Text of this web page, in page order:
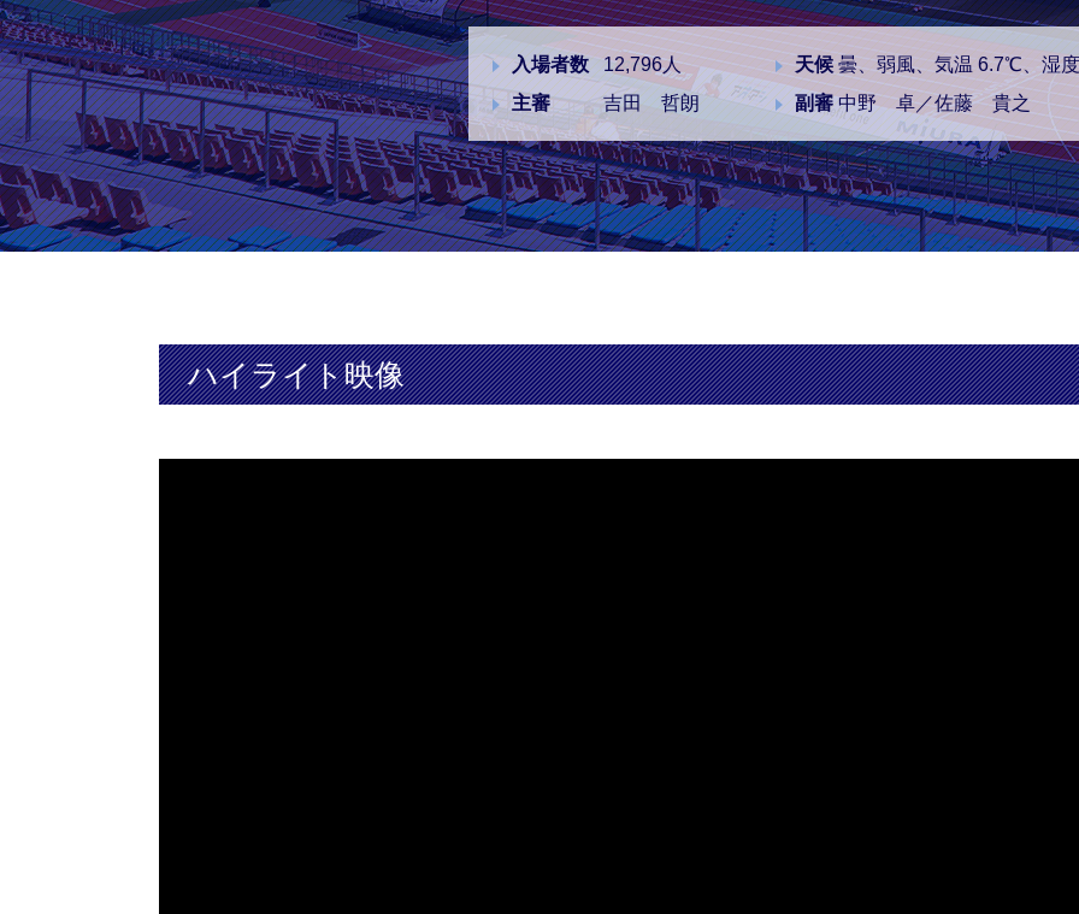
入場者数 12,796人 天候曇、弱風、気温 6.7℃、湿
主審
吉田 哲朗 副審中野 卓／佐藤 貴之
ハイライト映像